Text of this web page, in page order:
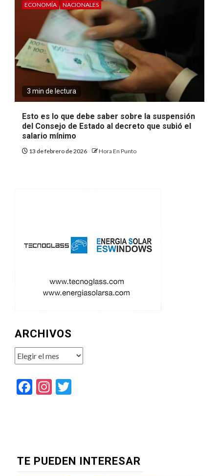
ECONOMÍA NACIONALES
3 min de lectura
Esto es lo que debe saber sobre la suspensión
del Consejo de Estado al decreto que subió el
salario mínimo
13 de febrero de 2026 Hora En Punto
ARCHIVOS
Archivos
Facebook
Instagram
TE PUEDEN INTERESAR